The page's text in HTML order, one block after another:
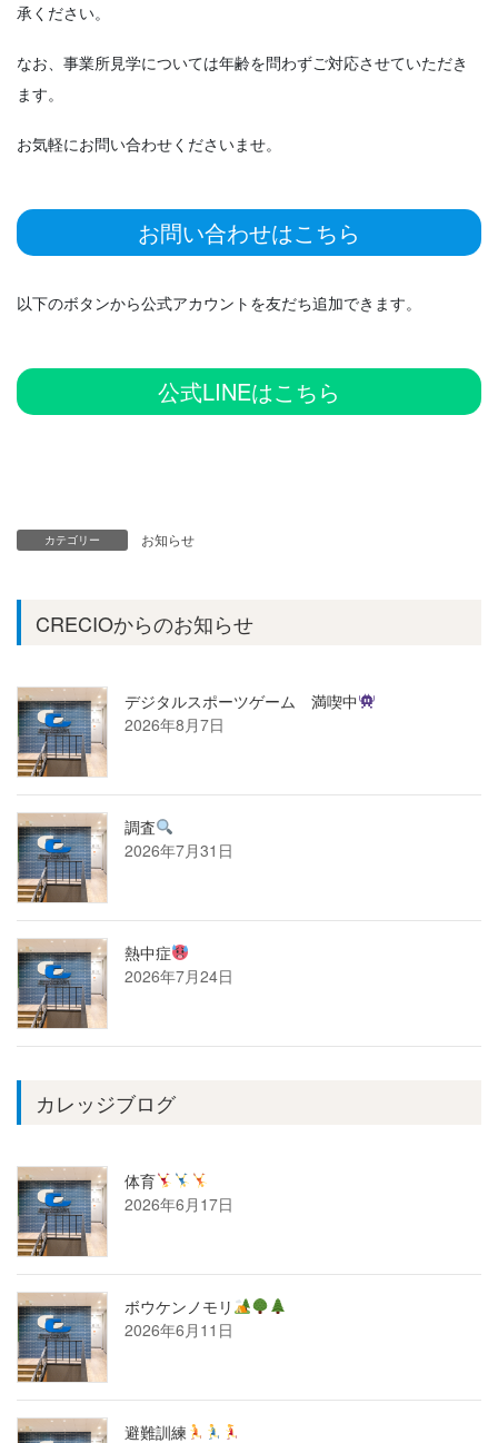
承ください。
なお、事業所見学については年齢を問わずご対応させていただき
ます。
お気軽にお問い合わせくださいませ。
お問い合わせはこちら
以下のボタンから公式アカウントを友だち追加できます。
公式LINEはこちら
カテゴリー お知らせ
CRECIOからのお知らせ
デジタルスポーツゲーム 満喫中
2026年8月7日
調査
2026年7月31日
熱中症
2026年7月24日
カレッジブログ
体育
2026年6月17日
ボウケンノモリ
2026年6月11日
避難訓練